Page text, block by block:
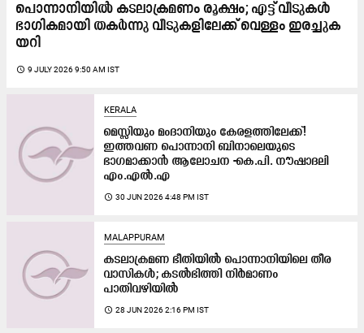
പൊന്നാനിയിൽ കടലാക്രമണം രൂക്ഷം; എ​ട്ട് വീ​ടു​ക​ൾ
ഭാ​ഗി​ക​മാ​യി ത​ക​ർ​ന്നു വീ​ടു​ക​ളി​ലേ​ക്ക് വെള്ളം ഇ​ര​ച്ചു​ക​
യ​റി
access_time 9 JULY 2026 9:50 AM IST
KERALA
മെസ്സിയും മംദാനിയും കേരളത്തിലേക്ക്!
ഇത്തവണ പൊന്നാനി ബിനാലെയുടെ
ഭാഗമാക്കാൻ ആലോചന -കെ.പി. നൗഷാദലി
എം.എൽ.എ
access_time 30 JUN 2026 4:48 PM IST
MALAPPURAM
കടലാക്രമണ ഭീതിയിൽ പൊന്നാനിയിലെ തീര
വാസികൾ; കടൽഭിത്തി നിർമാണം
പാതിവഴിയിൽ
access_time 28 JUN 2026 2:16 PM IST